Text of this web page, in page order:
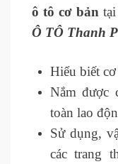
ô tô cơ bản tại
Ô TÔ Thanh
Hiểu biết
Nắm được
toàn lao
Sử dụng,
các trang